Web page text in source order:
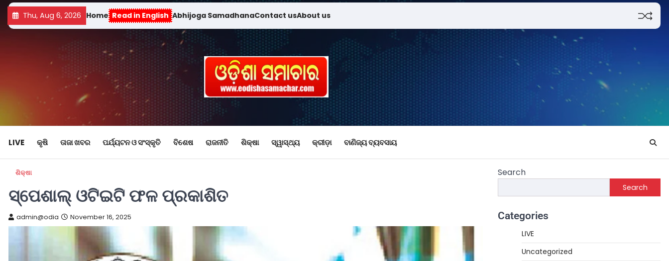
Thu, Aug 6, 2026 Home Read in English Abhijoga SamadhanaContact usAbout us
LIVE କୃଷି ତାଜା ଖବର ପର୍ଯ୍ୟଟନ ଓ ସଂସ୍କୃତି ବିଶେଷ ରାଜନୀତି ଶିକ୍ଷା ସ୍ୱାସ୍ଥ୍ୟ କ୍ରୀଡ଼ା ବାଣିଜ୍ୟ ବ୍ୟବସାୟ
ଶିକ୍ଷା
ସ୍ପେଶାଲ୍ ଓଟିଇଟି ଫଳ ପ୍ରକାଶିତ
admin@odia November 16, 2025
Search
Search
Categories
LIVE
Uncategorized